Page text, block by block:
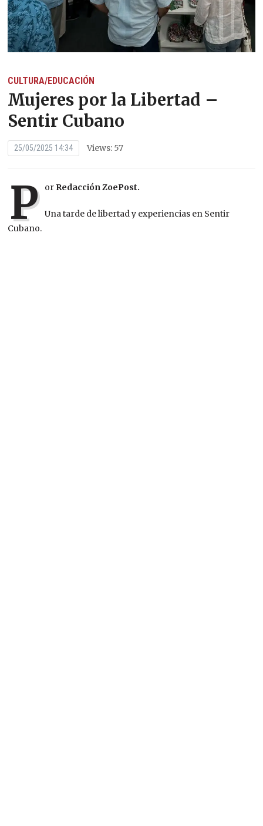
CULTURA/EDUCACIÓN
Mujeres por la Libertad –
Sentir Cubano
25/05/2025 14:34 Views: 57
P or Redacción ZoePost.
Una tarde de libertad y experiencias en Sentir
Cubano.